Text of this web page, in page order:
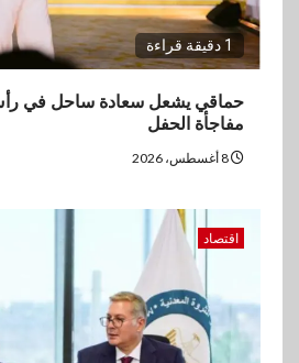
1 دقيقة قراءة
حماقي يشعل سعادة ساحل في
مفاجأة الحفل
اقتصاد